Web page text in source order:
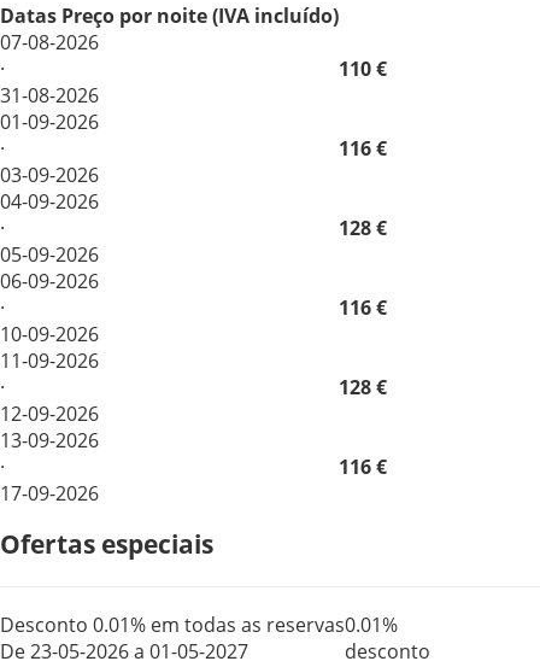
Datas Preço por noite (IVA incluído)
07-08-2026
·
31-08-2026
110 €
01-09-2026
·
03-09-2026
116 €
04-09-2026
·
05-09-2026
128 €
06-09-2026
·
10-09-2026
116 €
11-09-2026
·
12-09-2026
128 €
13-09-2026
·
17-09-2026
116 €
Ofertas especiais
Desconto 0.01% em todas as reservas
De 23-05-2026 a 01-05-2027
0.01%
desconto